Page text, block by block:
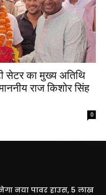
सेटर का मुख्य अतिथि
राज किशोर सिंह
0
नया पावर हाउस, 5 लाख